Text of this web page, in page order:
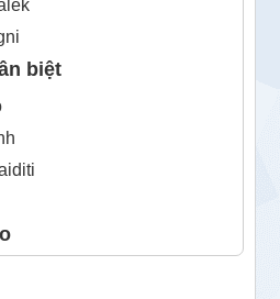
biệt